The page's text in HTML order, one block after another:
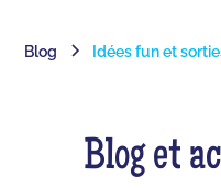
Blog Idées fun et
Blog et